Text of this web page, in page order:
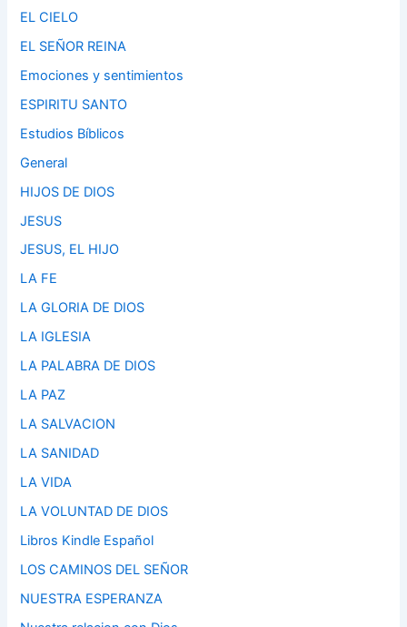
EL CIELO
EL SEÑOR REINA
Emociones y sentimientos
ESPIRITU SANTO
Estudios Bíblicos
General
HIJOS DE DIOS
JESUS
JESUS, EL HIJO
LA FE
LA GLORIA DE DIOS
LA IGLESIA
LA PALABRA DE DIOS
LA PAZ
LA SALVACION
LA SANIDAD
LA VIDA
LA VOLUNTAD DE DIOS
Libros Kindle Español
LOS CAMINOS DEL SEÑOR
NUESTRA ESPERANZA